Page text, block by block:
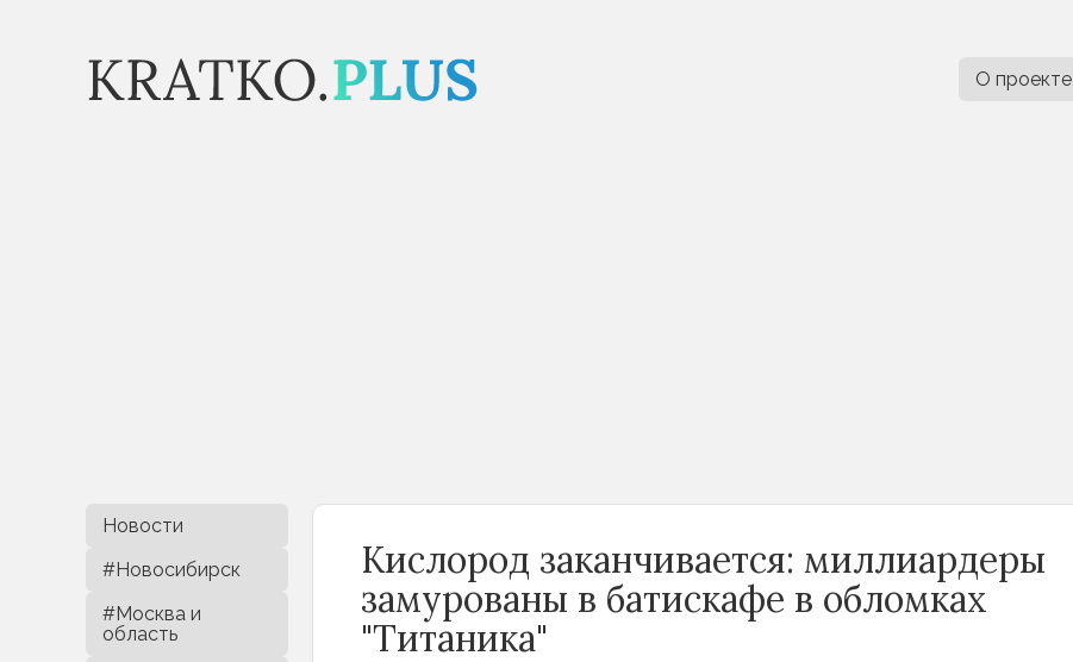
О проекте
Новости
#Новосибирск
#Москва и
область
Кислород заканчивается: миллиардеры
замурованы в батискафе в обломках
"Титаника"